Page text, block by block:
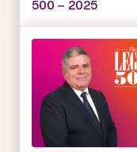
500 – 2025